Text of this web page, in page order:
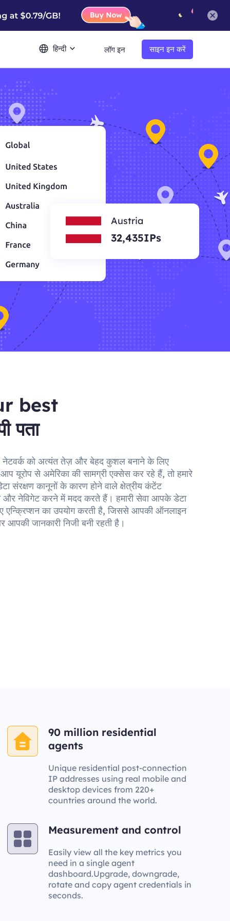
हिन्दी लॉग इन साइन इन करें
Austria
32,435IPs
best
पता
नेटवर्क को अत्यंत तेज़ और बेहद कुशल बनाने के लिए
यूरोप से अमेरिका की सामग्री एक्सेस कर रहे हैं, तो हमारे
संरक्षण कानूनों के कारण होने वाले क्षेत्रीय कंटेंट
नेविगेट करने में मदद करते हैं। हमारी सेवा आपके डेटा
एन्क्रिप्शन का उपयोग करती है, जिससे आपकी ऑनलाइन
आपकी जानकारी निजी बनी रहती है।
90 million residential
agents
Unique residential post-connection
IP addresses using real mobile and
desktop devices from 220+
countries around the world.
Measurement and control
Easily view all the key metrics you
need in a single agent
dashboard.Upgrade, downgrade,
rotate and copy agent credentials in
seconds.